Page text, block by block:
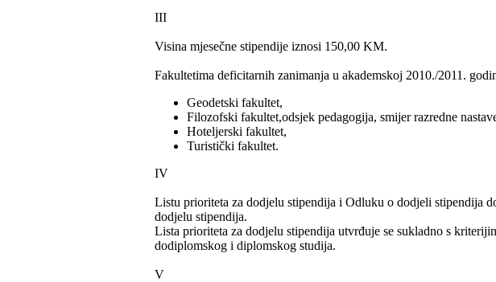
III
Visina mjesečne stipendije iznosi 150,00 KM.
Fakultetima deficitarnih zanimanja u akademskoj 2010./2011.
Geodetski fakultet,
Filozofski fakultet,odsjek pedagogija, smijer razredne
Hoteljerski fakultet,
Turistički fakultet.
IV
Listu prioriteta za dodjelu stipendija i Odluku o dodjeli stipendija
dodjelu stipendija.
Lista prioriteta za dodjelu stipendija utvrđuje se sukladno s
dodiplomskog i diplomskog studija.
V